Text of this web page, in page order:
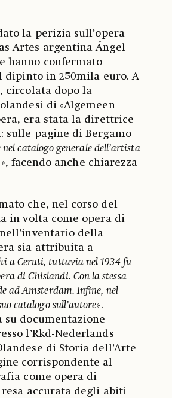
la perizia sull’opera
Artes argentina Ángel
hanno confermato
dipinto in 250mila euro. A
circolata dopo la
di «Algemeen
era stata la direttrice
sulle pagine di Bergamo
nel catalogo generale dell’artista
», facendo anche chiarezza
che, nel corso del
in volta come opera di
della
sia attribuita a
a Ceruti, tuttavia nel 1934 fu
di Ghislandi. Con la stessa
ad Amsterdam. Infine, nel
catalogo sull’autore».
su documentazione
l’Rkd-Nederlands
di Storia dell’Arte
corrispondente al
come opera di
accurata degli abiti